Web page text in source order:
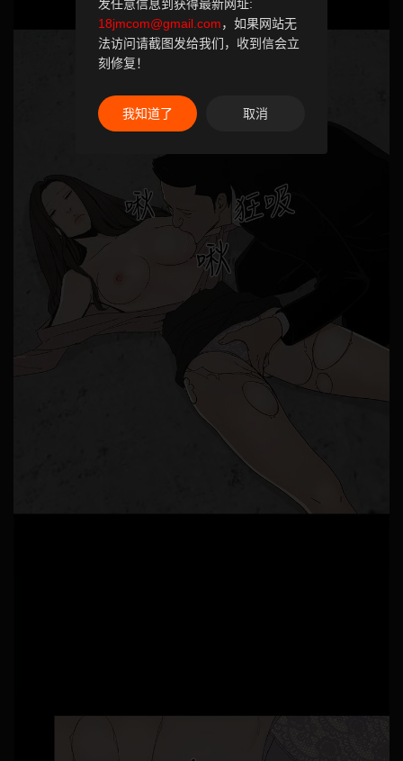
发任意信息到获得最新网址:
18jmcom@gmail.com，如果网站无
法访问请截图发给我们，收到信会立
刻修复！
我知道了 取消